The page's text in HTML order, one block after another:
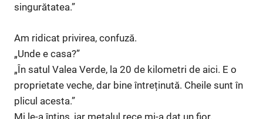
singurătatea.”
Am ridicat privirea, confuză.
„Unde e casa?”
„În satul Valea Verde, la 20 de kilometri de aici. E o
proprietate veche, dar bine întreținută. Cheile sunt în
plicul acesta.”
Mi le-a întins, iar metalul rece mi-a dat un fior.